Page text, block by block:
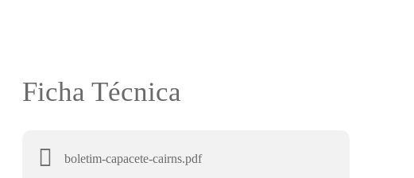
Ficha Técnica
boletim-capacete-cairns.pdf